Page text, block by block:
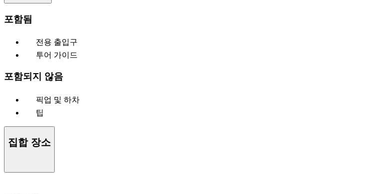
포함됨
전용 출입구
투어 가이드
포함되지 않음
픽업 및 하차
팁
집합 장소